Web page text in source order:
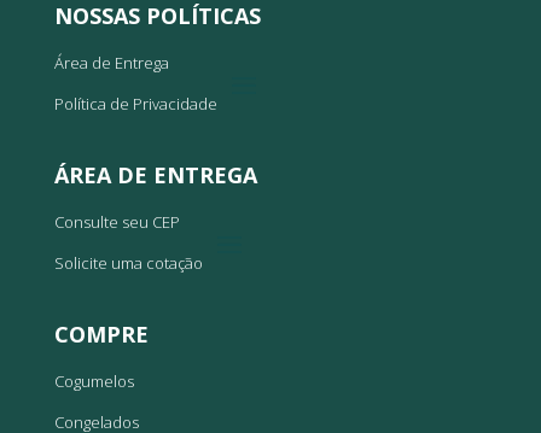
NOSSAS POLÍTICAS
Área de Entrega
Política de Privacidade
ÁREA DE ENTREGA
Consulte seu CEP
Solicite uma cotação
COMPRE
Cogumelos
Congelados